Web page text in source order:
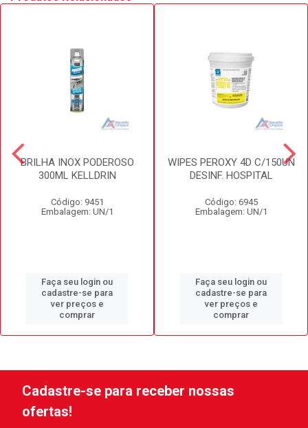
BRILHA INOX PODEROSO
300ML KELLDRIN
Código: 9451
Embalagem: UN/1
Faça seu login ou
cadastre-se para
ver preços e
comprar
WIPES PEROXY 4D C/150UN
DESINF. HOSPITAL
Código: 6945
Embalagem: UN/1
Faça seu login ou
cadastre-se para
ver preços e
comprar
Cadastre-se para receber nossas
ofertas!